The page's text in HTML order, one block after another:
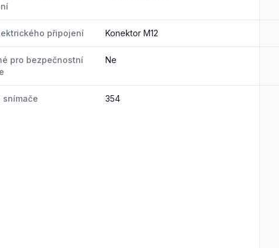
připojení Konektor M12
pro bezpečnostní
Ne
snímače 354